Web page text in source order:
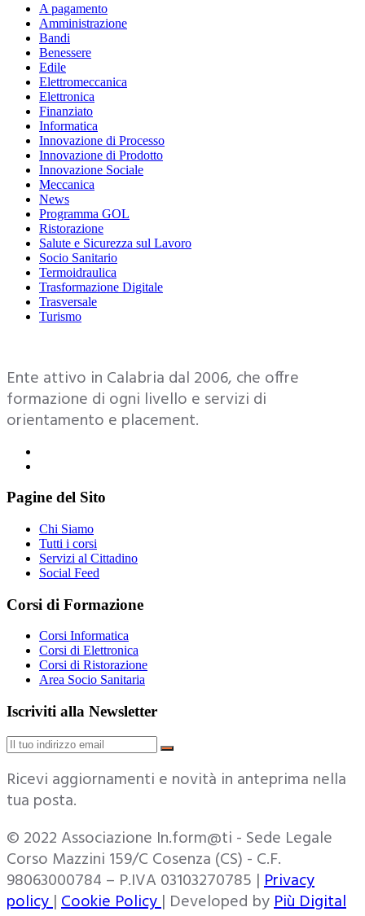
A pagamento
Amministrazione
Bandi
Benessere
Edile
Elettromeccanica
Elettronica
Finanziato
Informatica
Innovazione di Processo
Innovazione di Prodotto
Innovazione Sociale
Meccanica
News
Programma GOL
Ristorazione
Salute e Sicurezza sul Lavoro
Socio Sanitario
Termoidraulica
Trasformazione Digitale
Trasversale
Turismo
Ente attivo in Calabria dal 2006, che offre
formazione di ogni livello e servizi di
orientamento e placement.
Pagine del Sito
Chi Siamo
Tutti i corsi
Servizi al Cittadino
Social Feed
Corsi di Formazione
Corsi Informatica
Corsi di Elettronica
Corsi di Ristorazione
Area Socio Sanitaria
Iscriviti alla Newsletter
Ricevi aggiornamenti e novità in anteprima nella
tua posta.
© 2022 Associazione In.form@ti - Sede Legale
Corso Mazzini 159/C Cosenza (CS) - C.F.
98063000784 – P.IVA 03103270785 |Privacy
policy|Cookie Policy| Developed byPiù Digital